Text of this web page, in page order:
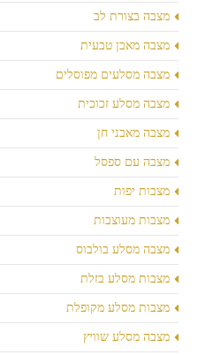
מצבה בצורת לב
מצבה מאבן טבעית
מצבה מסלעים מפוסלים
מצבה מסלע זכוכית
מצבה מאבני חן
מצבה עם ספסל
מצבות יפות
מצבות מעוצבות
מצבה מסלע בולבוס
מצבות מסלע בזלת
מצבות מסלע מקופלת
מצבה מסלע שוויץ